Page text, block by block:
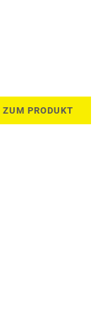
ZUM PRODUKT